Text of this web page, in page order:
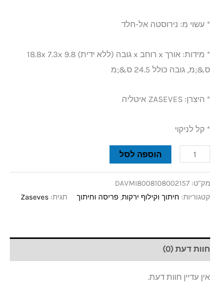
* עשוי מ: נירוסטה אל-חלד
* מידות: אורך x רוחב x גובה (ללא ידית) 9.8 18.8x 7.3x
ס&;מ, גובה כולל 24.5 ס&;מ
* היצרן: ZASEVES איטליה
* קל לניקוי
הוספה לסל
מק"ט: DAVMI8008108002157
קטגוריות: חיתוך וקילוף ירקות, פריסה וחיתוך תגית: Zaseves
חוות דעת (0)
אין עדיין חוות דעת.